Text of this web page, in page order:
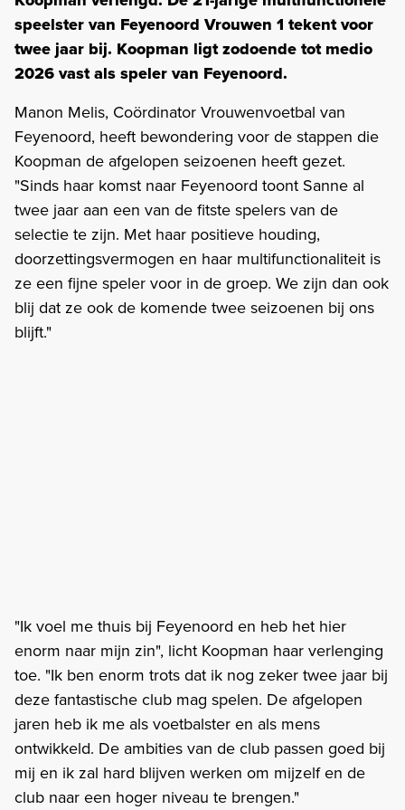
speelster van Feyenoord Vrouwen 1 tekent voor
twee jaar bij. Koopman ligt zodoende tot medio
2026 vast als speler van Feyenoord.
Manon Melis, Coördinator Vrouwenvoetbal van
Feyenoord, heeft bewondering voor de stappen die
Koopman de afgelopen seizoenen heeft gezet.
"Sinds haar komst naar Feyenoord toont Sanne al
twee jaar aan een van de fitste spelers van de
selectie te zijn. Met haar positieve houding,
doorzettingsvermogen en haar multifunctionaliteit is
ze een fijne speler voor in de groep. We zijn dan ook
blij dat ze ook de komende twee seizoenen bij ons
blijft."
"Ik voel me thuis bij Feyenoord en heb het hier
enorm naar mijn zin", licht Koopman haar verlenging
toe. "Ik ben enorm trots dat ik nog zeker twee jaar bij
deze fantastische club mag spelen. De afgelopen
jaren heb ik me als voetbalster en als mens
ontwikkeld. De ambities van de club passen goed bij
mij en ik zal hard blijven werken om mijzelf en de
club naar een hoger niveau te brengen."